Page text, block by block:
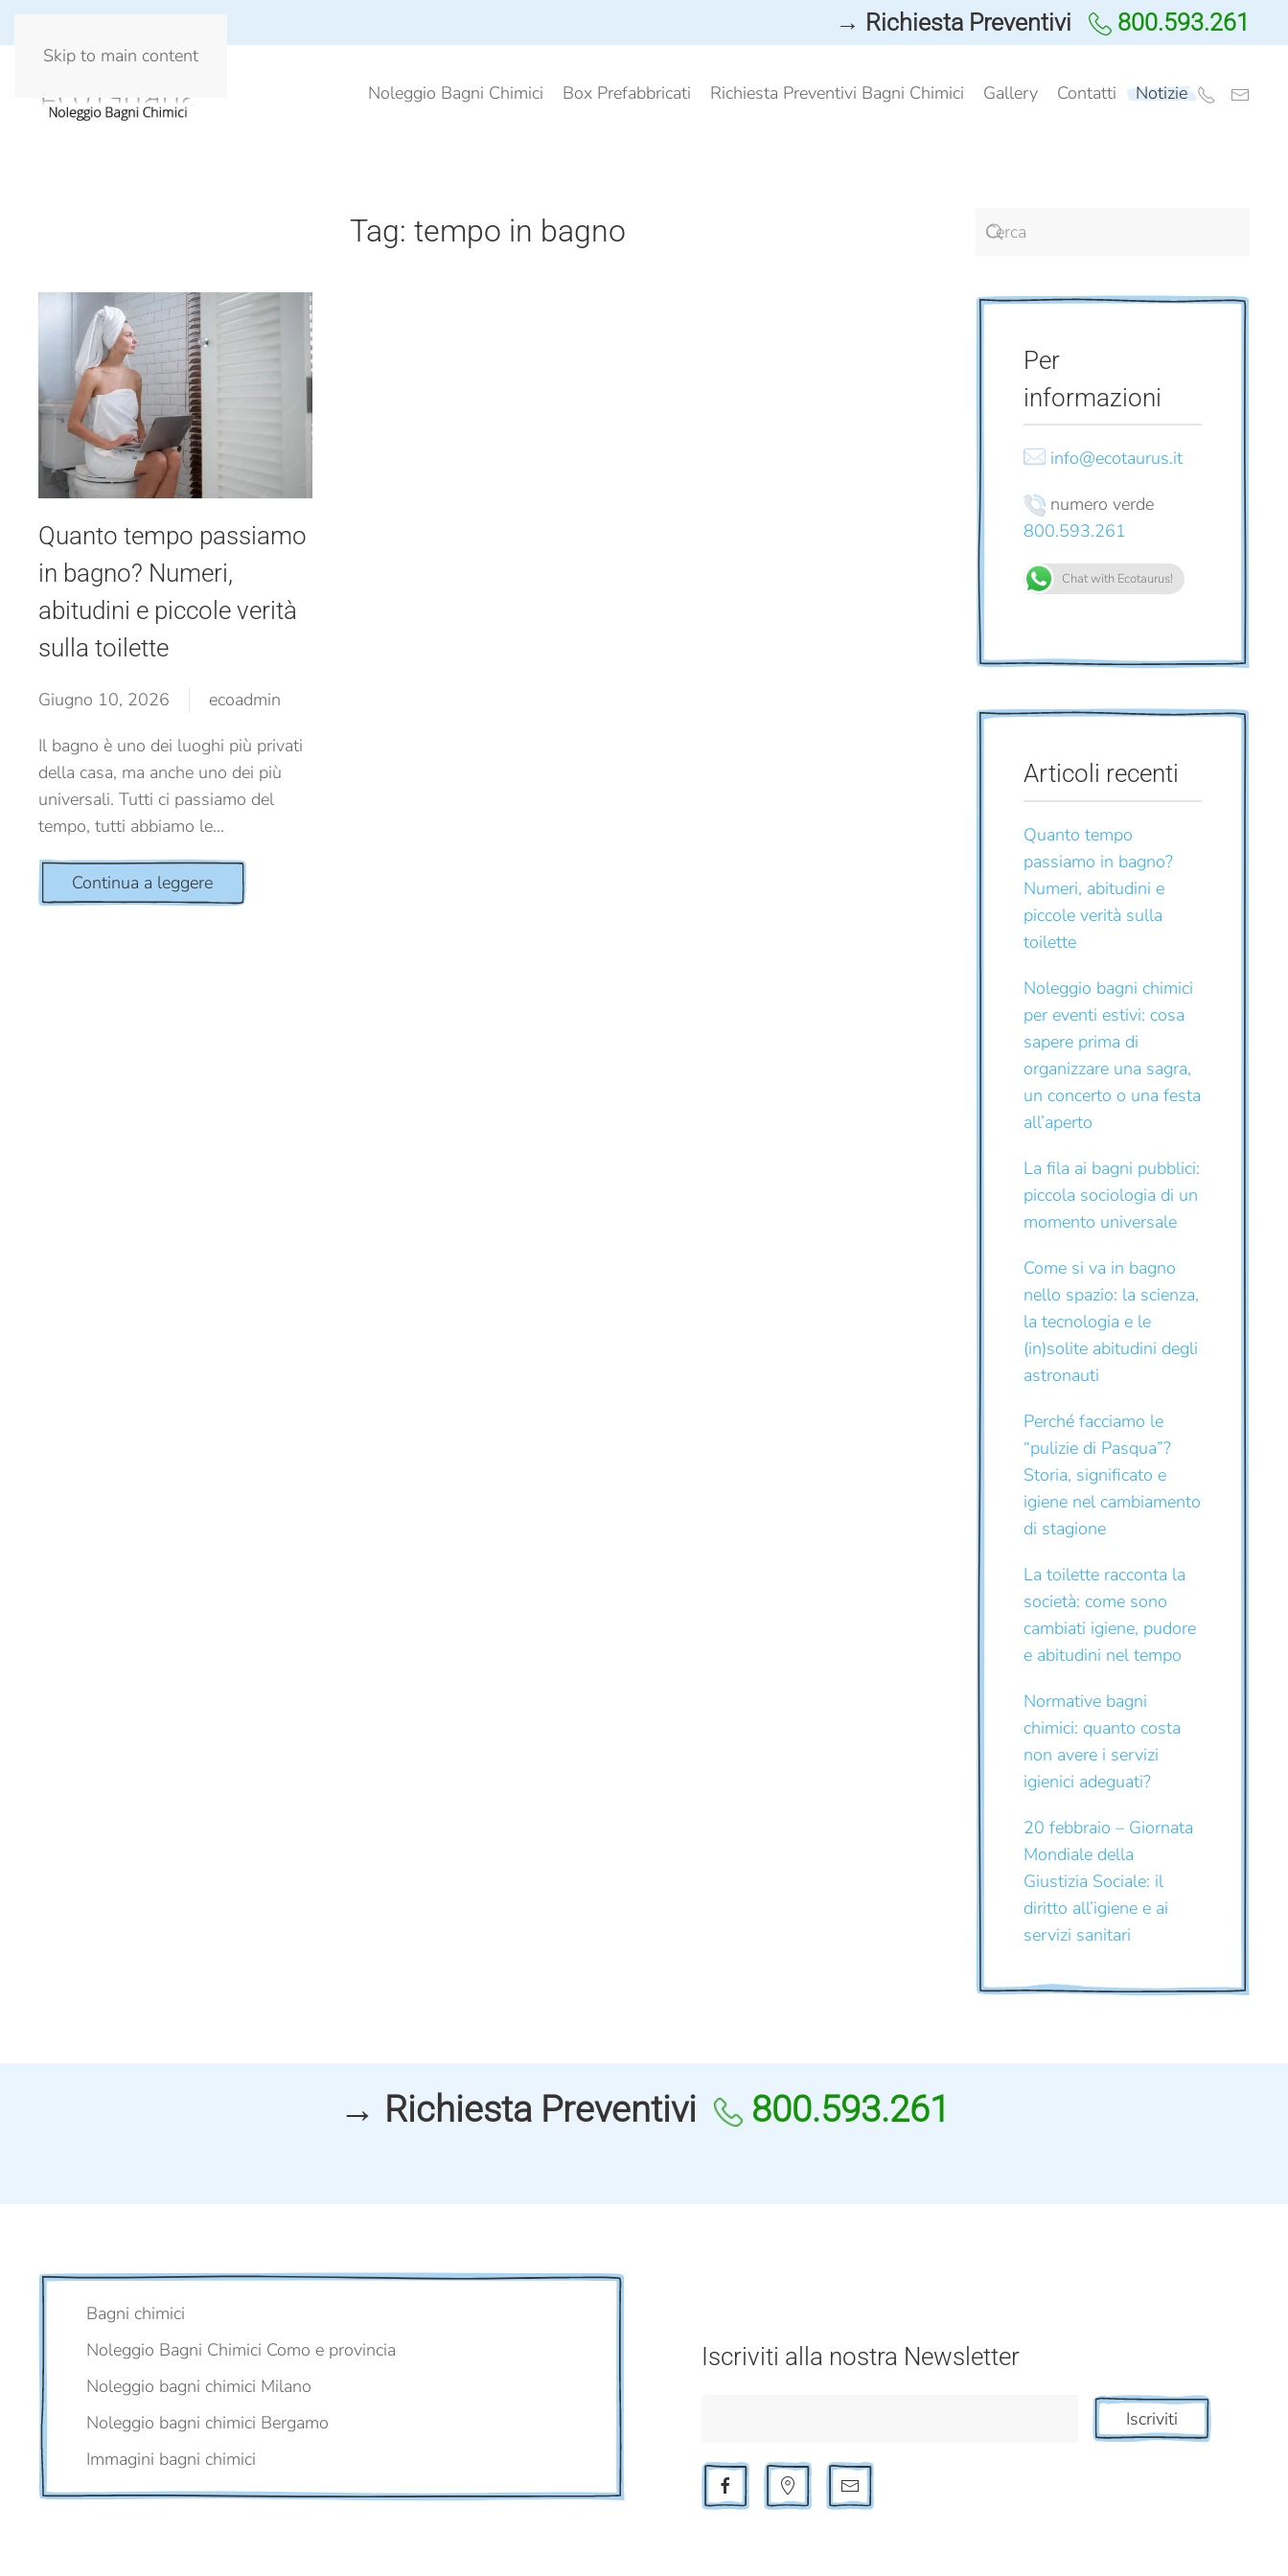
Skip to main content
→ Richiesta Preventivi 800.593.261
Noleggio Bagni Chimici Box Prefabbricati Richiesta Preventivi Bagni Chimici Gallery Contatti Notizie
Tag: tempo in bagno
Quanto tempo passiamo
in bagno? Numeri,
abitudini e piccole verità
sulla toilette
Giugno 10, 2026
ecoadmin
Il bagno è uno dei luoghi più privati
della casa, ma anche uno dei più
universali. Tutti ci passiamo del
tempo, tutti abbiamo le...
Continua a leggere
Per
informazioni
info@ecotaurus.it
numero verde
800.593.261
Chat with Ecotaurus!
Articoli recenti
Quanto tempo
passiamo in bagno?
Numeri, abitudini e
piccole verità sulla
toilette
Noleggio bagni chimici
per eventi estivi: cosa
sapere prima di
organizzare una sagra,
un concerto o una festa
all’aperto
La fila ai bagni pubblici:
piccola sociologia di un
momento universale
Come si va in bagno
nello spazio: la scienza,
la tecnologia e le
(in)solite abitudini degli
astronauti
Perché facciamo le
“pulizie di Pasqua”?
Storia, significato e
igiene nel cambiamento
di stagione
La toilette racconta la
società: come sono
cambiati igiene, pudore
e abitudini nel tempo
Normative bagni
chimici: quanto costa
non avere i servizi
igienici adeguati?
20 febbraio – Giornata
Mondiale della
Giustizia Sociale: il
diritto all’igiene e ai
servizi sanitari
→ Richiesta Preventivi 800.593.261
Bagni chimici
Noleggio Bagni Chimici Como e provincia
Noleggio bagni chimici Milano
Noleggio bagni chimici Bergamo
Immagini bagni chimici
Iscriviti alla nostra Newsletter
Iscriviti